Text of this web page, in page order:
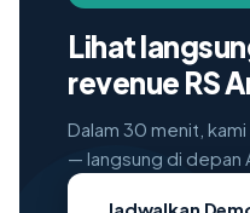
Lihat
revenue RS
Dalam 30 menit, kami
— langsung di depan
Jadwalkan